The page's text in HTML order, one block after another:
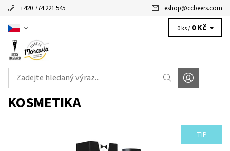
+420 774 221 545 eshop@ccbeers.com
0 ks / 0 Kč
KOSMETIKA
TIP
CHCEŠ VONĚT JAKO LUCKY BASTARD? Staň se LUCKY BASTARDEM!
Pánská parfémovaná voda Lucky Bastard je prémiovým